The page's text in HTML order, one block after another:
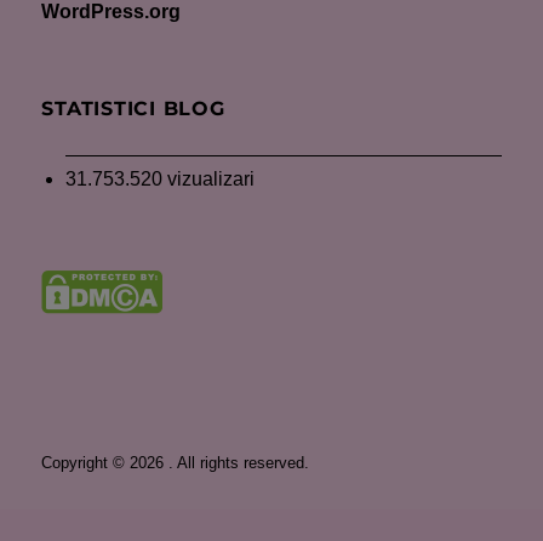
WordPress.org
STATISTICI BLOG
31.753.520 vizualizari
Copyright © 2026 . All rights reserved.